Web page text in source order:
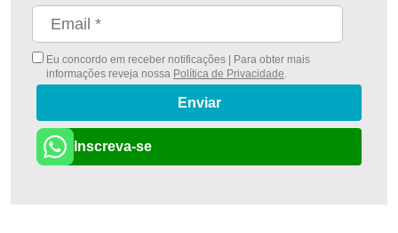
Eu concordo em receber notificações | Para obter mais
informações reveja nossa Política de Privacidade.
Enviar
Inscreva-se